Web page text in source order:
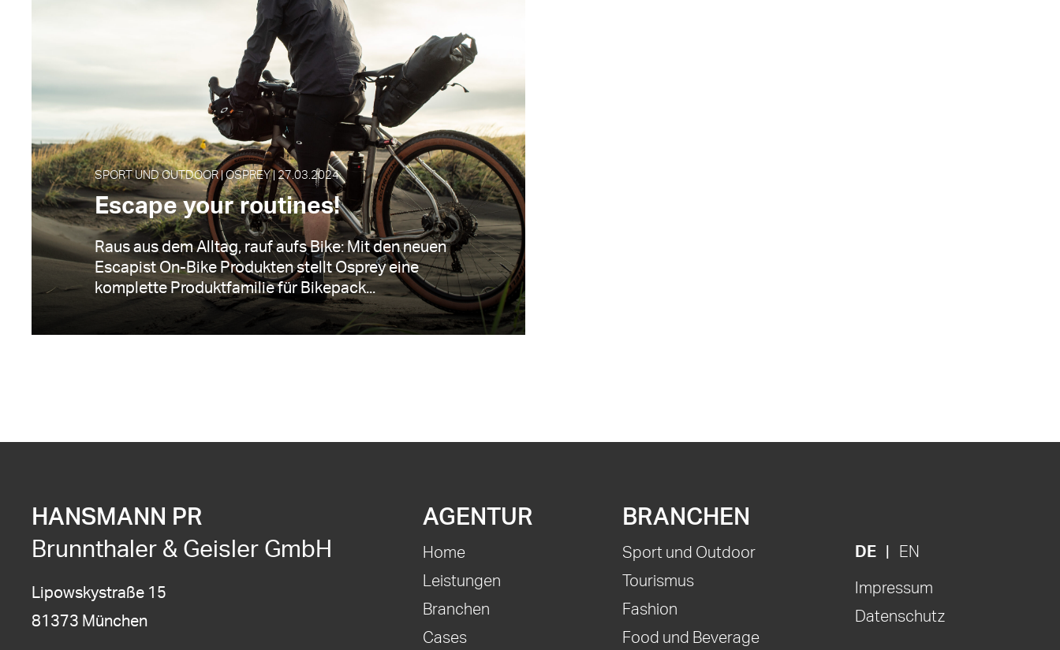
SPORT UND OUTDOOR | OSPREY | 27.03.2024
Escape your routines!
Raus aus dem Alltag, rauf aufs Bike: Mit den neuen
Escapist On-Bike Produkten stellt Osprey eine
komplette Produktfamilie für Bikepack...
HANSMANN PR
Brunnthaler & Geisler GmbH
Lipowskystraße 15
81373 München
AGENTUR
Home
Leistungen
Branchen
Cases
BRANCHEN
Sport und Outdoor
Tourismus
Fashion
Food und Beverage
DE EN
Impressum
Datenschutz